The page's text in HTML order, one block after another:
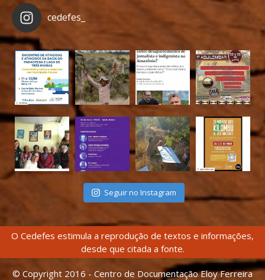
cedefes_
Seguir no Instagram
O Cedefes estimula a reprodução de textos e informações,
desde que citada a fonte.
© Copyright 2016 - Centro de Documentação Eloy Ferreira